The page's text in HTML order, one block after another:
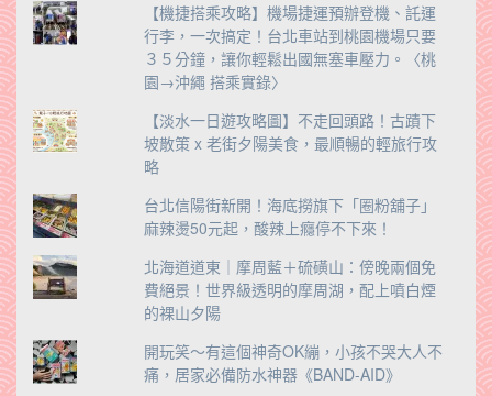
【機捷搭乘攻略】機場捷運預辦登機、託運
行李，一次搞定！台北車站到桃園機場只要
３５分鐘，讓你輕鬆出國無塞車壓力。〈桃
園→沖繩 搭乘實錄〉
【淡水一日遊攻略圖】不走回頭路！古蹟下
坡散策 x 老街夕陽美食，最順暢的輕旅行攻
略
台北信陽街新開！海底撈旗下「圈粉舖子」
麻辣燙50元起，酸辣上癮停不下來！
北海道道東｜摩周藍＋硫磺山：傍晚兩個免
費絕景！世界級透明的摩周湖，配上噴白煙
的裸山夕陽
開玩笑～有這個神奇OK繃，小孩不哭大人不
痛，居家必備防水神器《BAND-AID》